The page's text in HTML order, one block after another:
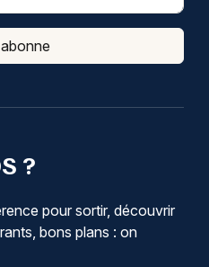
?
pour sortir, découvrir
bons plans : on